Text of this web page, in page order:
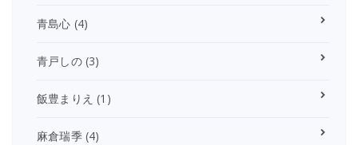
青島心 (4)
青戸しの(3)
飯豊まりえ (1)
麻倉瑞季(4)